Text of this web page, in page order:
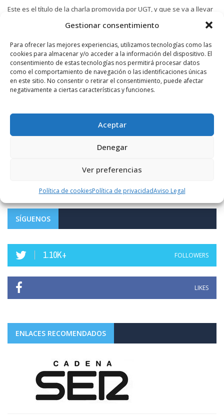
Gestionar consentimiento
Para ofrecer las mejores experiencias, utilizamos tecnologías como las
cookies para almacenar y/o acceder a la información del dispositivo. El
consentimiento de estas tecnologías nos permitirá procesar datos
como el comportamiento de navegación o las identificaciones únicas
en este sitio. No consentir o retirar el consentimiento, puede afectar
negativamente a ciertas características y funciones.
Aceptar
Denegar
Ver preferencias
Política de cookiesPolítica de privacidadAviso Legal
Este es el título de la charla promovida por UGT, y que se va a llevar
COMENTARIOS RECIENTES
CARLOS on 8 AGOSTO, 2026
Te aburres. Hay mas servilletas babeadas que colillas como la que a ti te
falta....
FOTODENUNCIAS | Fumar no es güay
SÍGUENOS
1.10K+ FOLLOWERS
LIKES
ENLACES RECOMENDADOS